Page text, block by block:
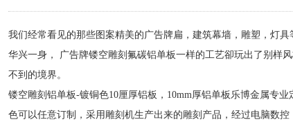
我们经常看见的那些图案精美的广告牌扁，建筑幕墙，雕塑，灯
华兴一身， 广告牌镂空雕刻氟碳铝单板一样的工艺卻玩出了别样
不到的境界。
镂空雕刻铝单板-镀铜色10厘厚铝板，10mm厚铝单板乐博金属专
色可以任意订制，采用雕刻机生产出来的雕刻产品，经过电脑数